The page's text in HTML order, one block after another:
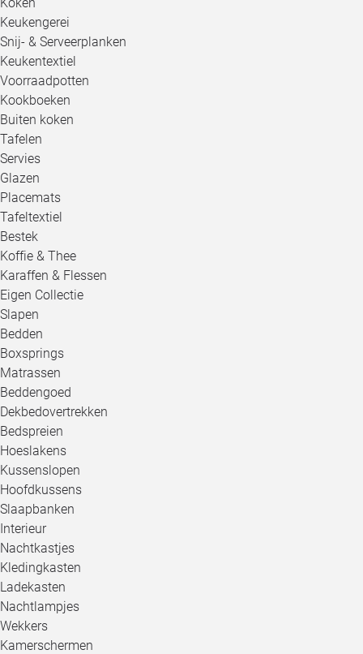
Keukengerei
Snij- & Serveerplanken
Keukentextiel
Voorraadpotten
Kookboeken
Buiten koken
Tafelen
Servies
Glazen
Placemats
Tafeltextiel
Bestek
Koffie & Thee
Karaffen & Flessen
Eigen Collectie
Slapen
Bedden
Boxsprings
Matrassen
Beddengoed
Dekbedovertrekken
Bedspreien
Hoeslakens
Kussenslopen
Hoofdkussens
Slaapbanken
Interieur
Nachtkastjes
Kledingkasten
Ladekasten
Nachtlampjes
Wekkers
Kamerschermen